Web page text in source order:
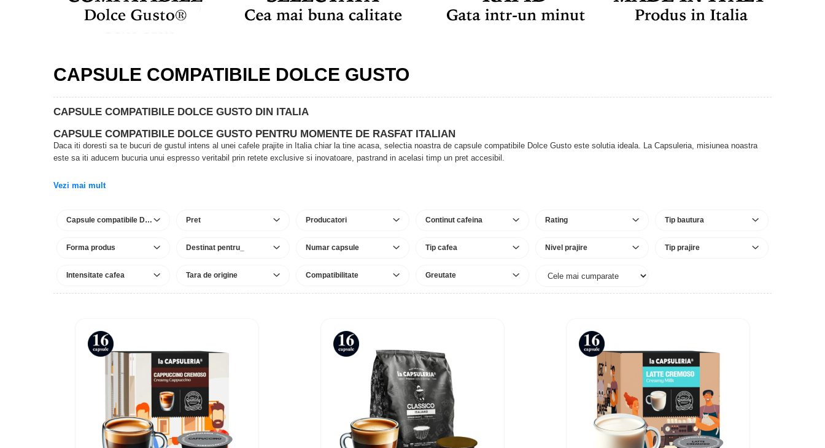
Capsule compatibile Bialetti
Capsule compatibile Beanz
PADURI CAFEA & MONODOZE
CAPSULE COMPATIBILE DOLCE GUSTO
CAPSULE COMPATIBILE DOLCE GUSTO DIN ITALIA
CAPSULE COMPATIBILE DOLCE GUSTO PENTRU MOMENTE DE RASFAT ITALIAN
Daca iti doresti sa te bucuri de gustul intens al unei cafele prajite in Italia chiar la tine acasa, selectia noastra de capsule compatibile Dolce Gusto este solutia ideala. La Capsuleria, misiunea noastra
este sa iti aducem bucuria unui espresso veritabil prin retete exclusive si inovatoare, pastrand in acelasi timp un pret accesibil.
Vezi mai mult
Capsule compatibile Dolce Gusto Pret Producatori Continut cafeina Rating Tip bautura
Forma produs Destinat pentru_ Numar capsule Tip cafea Nivel prajire Tip prajire
Intensitate cafea Tara de origine Compatibilitate Greutate